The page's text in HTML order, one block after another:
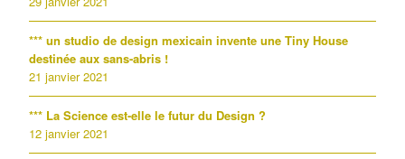
*** un studio de design mexicain invente une Tiny House
destinée aux sans-abris !
21 janvier 2021
*** La Science est-elle le futur du Design ?
12 janvier 2021